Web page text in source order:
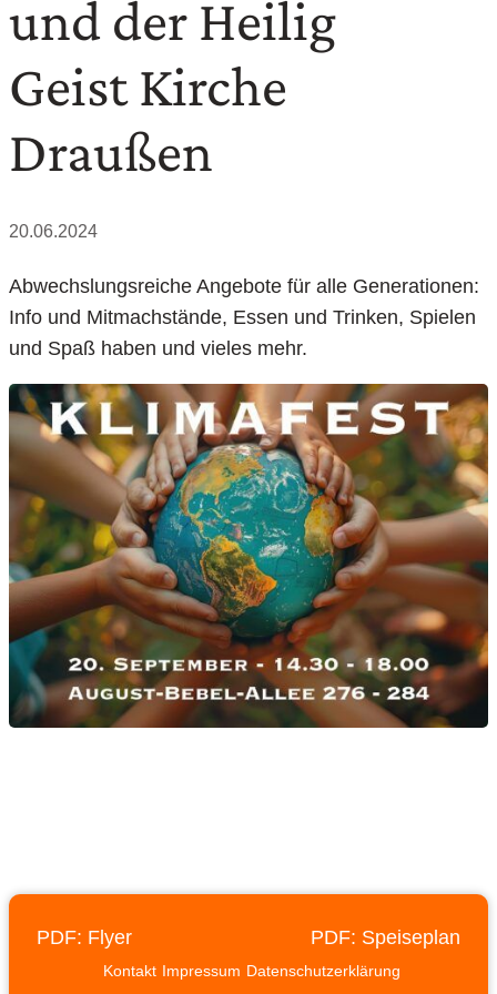
und der Heilig
Geist Kirche
Draußen
20.06.2024
Abwechslungsreiche Angebote für alle Generationen:
Info und Mitmachstände, Essen und Trinken, Spielen
und Spaß haben und vieles mehr.
PDF: Flyer PDF: Speiseplan
Kontakt Impressum Datenschutzerklärung